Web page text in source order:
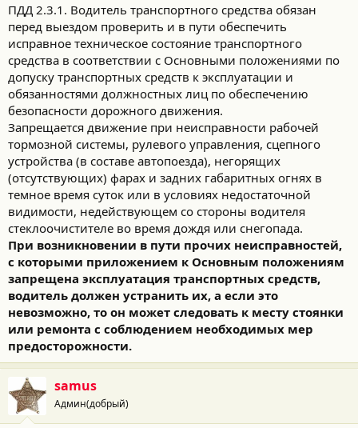
ПДД 2.3.1. Водитель транспортного средства обязан
перед выездом проверить и в пути обеспечить
исправное техническое состояние транспортного
средства в соответствии с Основными положениями по
допуску транспортных средств к эксплуатации и
обязанностями должностных лиц по обеспечению
безопасности дорожного движения.
Запрещается движение при неисправности рабочей
тормозной системы, рулевого управления, сцепного
устройства (в составе автопоезда), негорящих
(отсутствующих) фарах и задних габаритных огнях в
темное время суток или в условиях недостаточной
видимости, недействующем со стороны водителя
стеклоочистителе во время дождя или снегопада.
При возникновении в пути прочих неисправностей,
с которыми приложением к Основным положениям
запрещена эксплуатация транспортных средств,
водитель должен устранить их, а если это
невозможно, то он может следовать к месту стоянки
или ремонта с соблюдением необходимых мер
предосторожности.
samus
Админ(добрый)